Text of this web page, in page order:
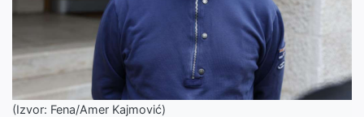
(Izvor: Fena/Amer Kajmović)